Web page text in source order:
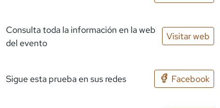
Consulta toda la información en la web
del evento
Visitar web
Sigue esta prueba en sus redes Facebook